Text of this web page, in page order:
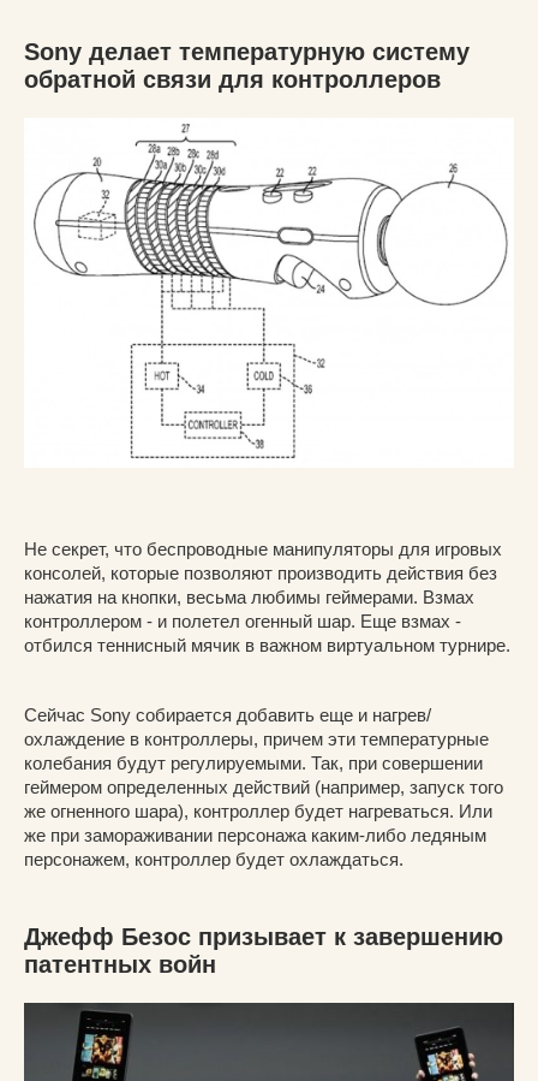
Sony делает температурную систему
обратной связи для контроллеров
Не секрет, что беспроводные манипуляторы для игровых
консолей, которые позволяют производить действия без
нажатия на кнопки, весьма любимы геймерами. Взмах
контроллером - и полетел огенный шар. Еще взмах -
отбился теннисный мячик в важном виртуальном турнире.
Сейчас Sony собирается добавить еще и нагрев/
охлаждение в контроллеры, причем эти температурные
колебания будут регулируемыми. Так, при совершении
геймером определенных действий (например, запуск того
же огненного шара), контроллер будет нагреваться. Или
же при замораживании персонажа каким-либо ледяным
персонажем, контроллер будет охлаждаться.
Джефф Безос призывает к завершению
патентных войн